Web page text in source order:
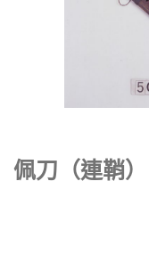
佩刀（連鞘）